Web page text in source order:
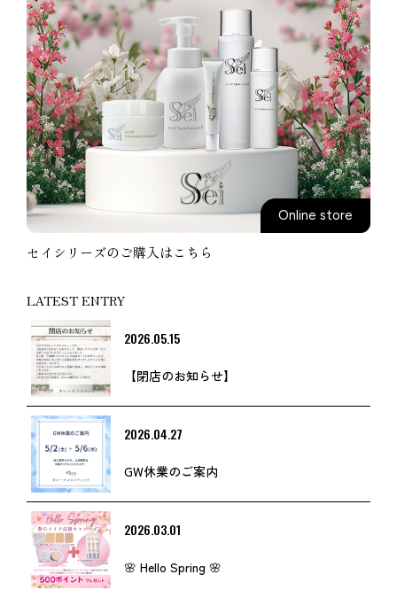
Online store
セイシリーズのご購入はこちら
LATEST ENTRY
2026.05.15
【閉店のお知らせ】
2026.04.27
GW休業のご案内
2026.03.01
🌸 Hello Spring 🌸